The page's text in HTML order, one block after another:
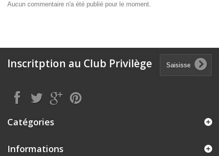
Aucun commentaire n'a été publié pour le moment.
Inscritption au Club Privilège
Catégories
Informations